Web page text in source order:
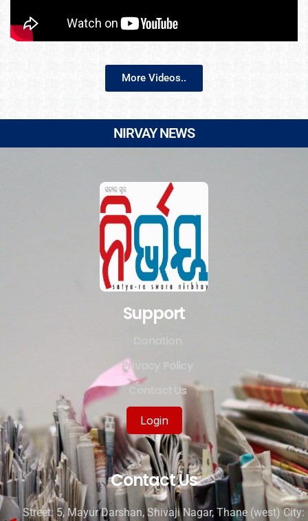
More Videos..
NIRVAY NEWS
Support
Privacy Policy
Contact Us
Login
Contact Us
Street: 5, Mayur Darshan, Shivaji Nagar, Thane (west) City: